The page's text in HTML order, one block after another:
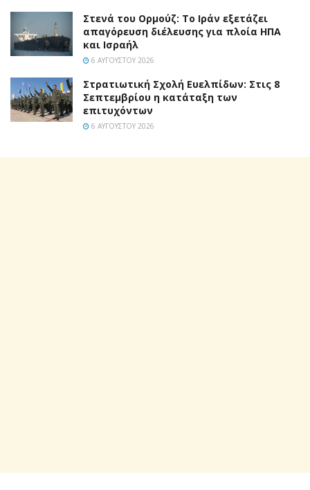
Στενά του Ορμούζ: Το Ιράν εξετάζει
απαγόρευση διέλευσης για πλοία ΗΠΑ
και Ισραήλ
6 ΑΥΓΟΎΣΤΟΥ 2026
Στρατιωτική Σχολή Ευελπίδων: Στις 8
Σεπτεμβρίου η κατάταξη των
επιτυχόντων
6 ΑΥΓΟΎΣΤΟΥ 2026